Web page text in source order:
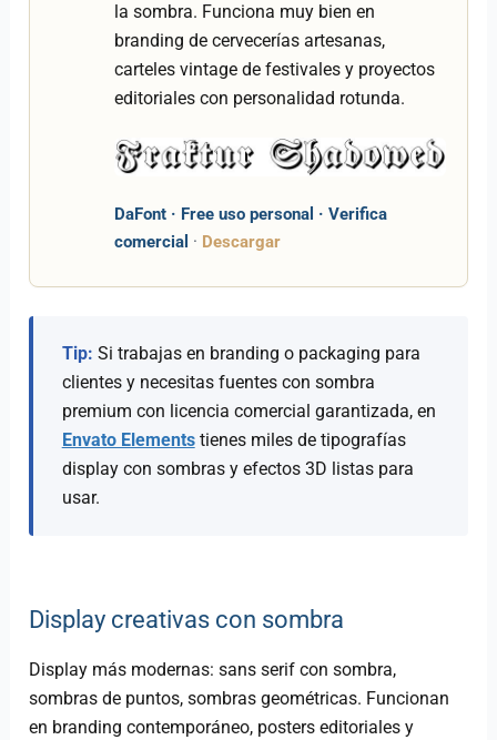
la sombra. Funciona muy bien en
branding de cervecerías artesanas,
carteles vintage de festivales y proyectos
editoriales con personalidad rotunda.
DaFont · Free uso personal · Verifica
comercial · Descargar
Tip: Si trabajas en branding o packaging para
clientes y necesitas fuentes con sombra
premium con licencia comercial garantizada, en
Envato Elementstienes miles de tipografías
display con sombras y efectos 3D listas para
usar.
Display creativas con sombra
Display más modernas: sans serif con sombra,
sombras de puntos, sombras geométricas. Funcionan
en branding contemporáneo, posters editoriales y